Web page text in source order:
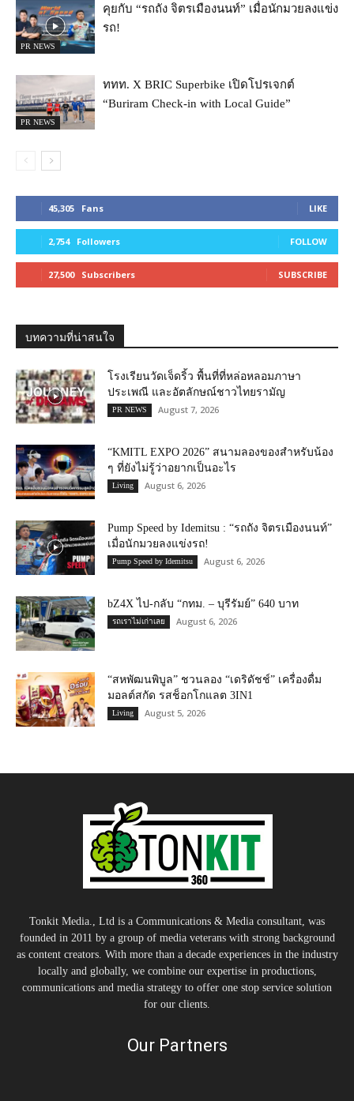
PR NEWS
คุยกับ “รถถัง จิตรเมืองนนท์” เมื่อนักมวยลงแข่ง
รถ!
PR NEWS
ททท. X BRIC Superbike เปิดโปรเจกต์
“Buriram Check-in with Local Guide”
45,305 Fans LIKE
2,754 Followers FOLLOW
27,500 Subscribers SUBSCRIBE
บทความที่น่าสนใจ
โรงเรียนวัดเจ็ดริ้ว พื้นที่ที่หล่อหลอมภาษา
ประเพณี และอัตลักษณ์ชาวไทยรามัญ
PR NEWS August 7, 2026
“KMITL EXPO 2026” สนามลองของสำหรับน้อง
ๆ ที่ยังไม่รู้ว่าอยากเป็นอะไร
Living August 6, 2026
Pump Speed by Idemitsu : “รถถัง จิตรเมืองนนท์”
เมื่อนักมวยลงแข่งรถ!
Pump Speed by Idemitsu August 6, 2026
bZ4X ไป-กลับ “กทม. – บุรีรัมย์” 640 บาท
รถเราไม่เก่าเลย August 6, 2026
“สหพัฒนพิบูล” ชวนลอง “เดริดัชช์” เครื่องดื่ม
มอลต์สกัด รสช็อกโกแลต 3IN1
Living August 5, 2026
Tonkit Media., Ltd is a Communications & Media consultant, was
founded in 2011 by a group of media veterans with strong background
as content creators. With more than a decade experiences in the industry
locally and globally, we combine our expertise in productions,
communications and media strategy to offer one stop service solution
for our clients.
Our Partners